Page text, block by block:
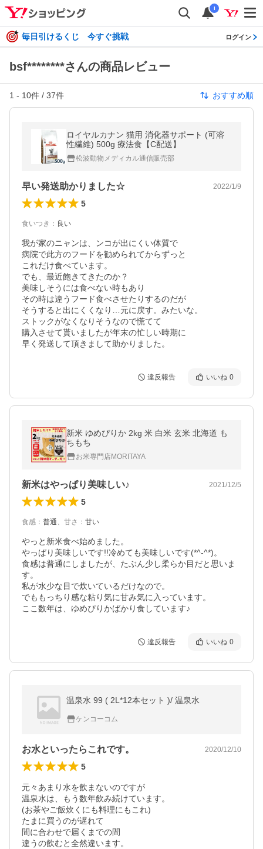
i
毎日引けるくじ 今すぐ挑戦 ログイン
bsf********さんの商品レビュー
1 - 10件 / 37件 おすすめ順
ロイヤルカナン 猫用 消化器サポート (可溶
性繊維) 500g 療法食【C配送】
松波動物メディカル通信販売部
早い発送助かりました☆ 2022/1/9
5
食いつき ： 良い
我が家のニャンは、ンコが出にくい体質で
病院で此方のフードを勧められてからずっと
これだけ食べています。
でも、最近飽きてきたのか？
美味しそうには食べない時もあり
その時は違うフード食べさせたりするのだが
そうすると出にくくなり…元に戻す。みたいな。
ストックがなくなりそうなので慌てて
購入させて貰いましたが年末の忙しい時期に
早く発送して頂きまして助かりました。
違反報告 いいね 0
新米 ゆめぴりか 2kg 米 白米 玄米 北海道 も
ちもち
お米専門店MORITAYA
新米はやっぱり美味しい♪ 2021/12/5
5
食感 ： 普通、 甘さ ： 甘い
やっと新米食べ始めました。
やっぱり美味しいです!!冷めても美味しいです(*^-^*)。
食感は普通にしましたが、たぶん少し柔らか目だと思いま
す。
私が水少な目で炊いているだけなので。
でももっちり感な粘り気に甘み気に入っています。
ここ数年は、ゆめぴりかばかり食しています♪
違反報告 いいね 0
温泉水 99 ( 2L*12本セット )/ 温泉水
ケンコーコム
お水といったらこれです。 2020/12/10
5
元々あまり水を飲まないのですが
温泉水は、もう数年飲み続けています。
(お茶やご飯炊くにも料理にもこれ)
たまに買うのが遅れて
間に合わせで届くまでの間
違うの飲むと全然違います。